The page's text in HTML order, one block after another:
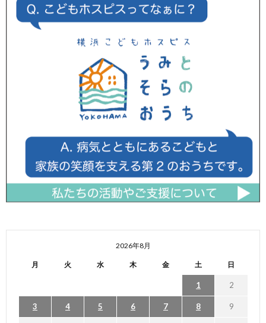
2026年8月
月 火 水 木 金 土 日
1 2
3 4 5 6 7 8 9